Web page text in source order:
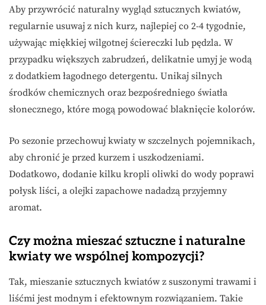
Aby przywrócić naturalny wygląd sztucznych kwiatów,
regularnie usuwaj z nich kurz, najlepiej co 2-4 tygodnie,
używając miękkiej wilgotnej ściereczki lub pędzla. W
przypadku większych zabrudzeń, delikatnie umyj je wodą
z dodatkiem łagodnego detergentu. Unikaj silnych
środków chemicznych oraz bezpośredniego światła
słonecznego, które mogą powodować blaknięcie kolorów.
Po sezonie przechowuj kwiaty w szczelnych pojemnikach,
aby chronić je przed kurzem i uszkodzeniami.
Dodatkowo, dodanie kilku kropli oliwki do wody poprawi
połysk liści, a olejki zapachowe nadadzą przyjemny
aromat.
Czy można mieszać sztuczne i naturalne
kwiaty we wspólnej kompozycji?
Tak, mieszanie sztucznych kwiatów z suszonymi trawami i
liśćmi jest modnym i efektownym rozwiązaniem. Takie